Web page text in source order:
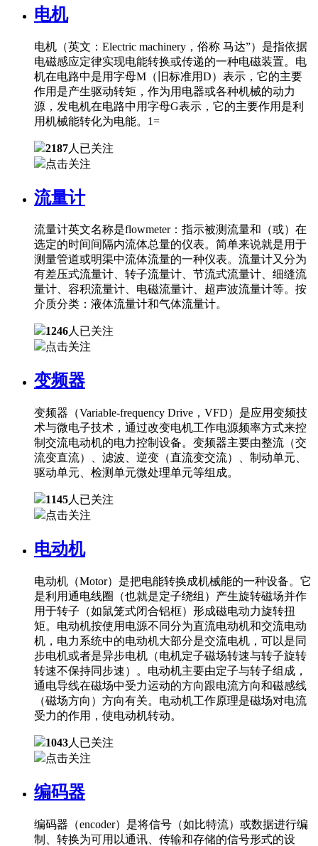
电机
电机（英文：Electric machinery，俗称 马达”）是指依据
电磁感应定律实现电能转换或传递的一种电磁装置。电
机在电路中是用字母M（旧标准用D）表示，它的主要
作用是产生驱动转矩，作为用电器或各种机械的动力
源，发电机在电路中用字母G表示，它的主要作用是利
用机械能转化为电能。1=
2187人已关注
点击关注
流量计
流量计英文名称是flowmeter：指示被测流量和（或）在
选定的时间间隔内流体总量的仪表。简单来说就是用于
测量管道或明渠中流体流量的一种仪表。流量计又分为
有差压式流量计、转子流量计、节流式流量计、细缝流
量计、容积流量计、电磁流量计、超声波流量计等。按
介质分类：液体流量计和气体流量计。
1246人已关注
点击关注
变频器
变频器（Variable-frequency Drive，VFD）是应用变频技
术与微电子技术，通过改变电机工作电源频率方式来控
制交流电动机的电力控制设备。变频器主要由整流（交
流变直流）、滤波、逆变（直流变交流）、制动单元、
驱动单元、检测单元微处理单元等组成。
1145人已关注
点击关注
电动机
电动机（Motor）是把电能转换成机械能的一种设备。它
是利用通电线圈（也就是定子绕组）产生旋转磁场并作
用于转子（如鼠笼式闭合铝框）形成磁电动力旋转扭
矩。电动机按使用电源不同分为直流电动机和交流电动
机，电力系统中的电动机大部分是交流电机，可以是同
步电机或者是异步电机（电机定子磁场转速与转子旋转
转速不保持同步速）。电动机主要由定子与转子组成，
通电导线在磁场中受力运动的方向跟电流方向和磁感线
（磁场方向）方向有关。电动机工作原理是磁场对电流
受力的作用，使电动机转动。
1043人已关注
点击关注
编码器
编码器（encoder）是将信号（如比特流）或数据进行编
制、转换为可用以通讯、传输和存储的信号形式的设